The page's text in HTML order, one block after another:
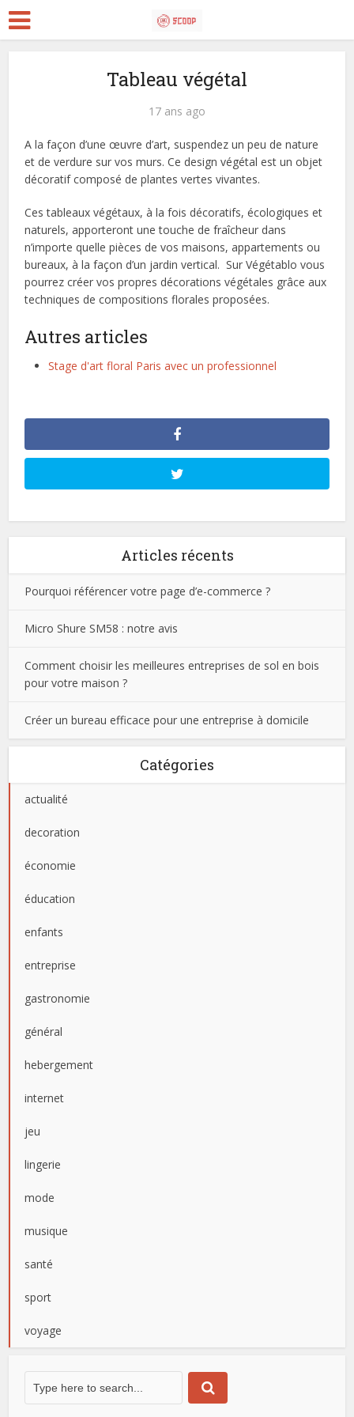
Tableau végétal
17 ans ago
A la façon d’une œuvre d’art, suspendez un peu de nature
et de verdure sur vos murs. Ce design végétal est un objet
décoratif composé de plantes vertes vivantes.
Ces tableaux végétaux, à la fois décoratifs, écologiques et
naturels, apporteront une touche de fraîcheur dans
n’importe quelle pièces de vos maisons, appartements ou
bureaux, à la façon d’un jardin vertical. Sur Végétablo vous
pourrez créer vos propres décorations végétales grâce aux
techniques de compositions florales proposées.
Autres articles
Stage d'art floral Paris avec un professionnel
Articles récents
Pourquoi référencer votre page d’e-commerce ?
Micro Shure SM58 : notre avis
Comment choisir les meilleures entreprises de sol en bois
pour votre maison ?
Créer un bureau efficace pour une entreprise à domicile
Catégories
actualité
decoration
économie
éducation
enfants
entreprise
gastronomie
général
hebergement
internet
jeu
lingerie
mode
musique
santé
sport
voyage